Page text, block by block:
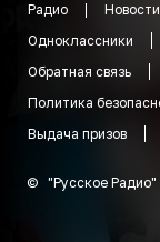
Радио Новости
Одноклассники
Обратная связь
Политика
Выдача призов
© "Русское Радио"